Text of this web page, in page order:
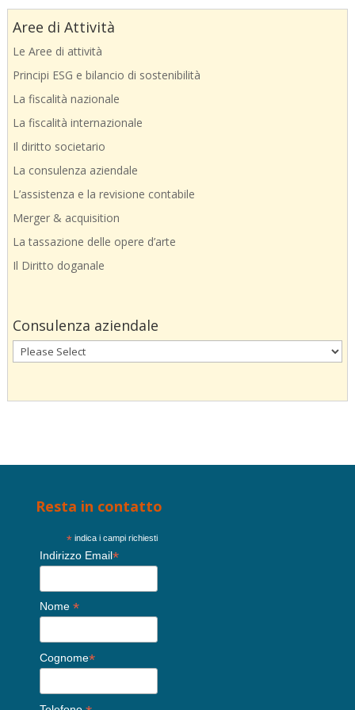
Aree di Attività
Le Aree di attività
Principi ESG e bilancio di sostenibilità
La fiscalità nazionale
La fiscalità internazionale
Il diritto societario
La consulenza aziendale
L’assistenza e la revisione contabile
Merger & acquisition
La tassazione delle opere d’arte
Il Diritto doganale
Consulenza aziendale
Resta in contatto
*indica i campi richiesti
Indirizzo Email*
Nome *
Cognome*